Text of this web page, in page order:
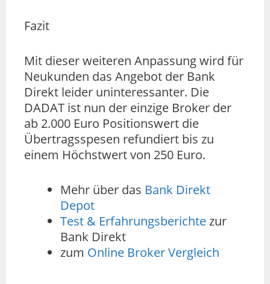
Fazit
Mit dieser weiteren Anpassung wird für
Neukunden das Angebot der Bank
Direkt leider uninteressanter. Die
DADAT ist nun der einzige Broker der
ab 2.000 Euro Positionswert die
Übertragsspesen refundiert bis zu
einem Höchstwert von 250 Euro.
Mehr über das Bank Direkt
Depot
Test & Erfahrungsberichtezur
Bank Direkt
zum Online Broker Vergleich